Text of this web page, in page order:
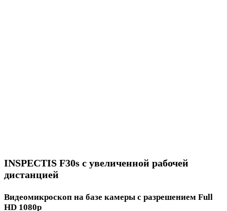
INSPECTIS F30s с увеличенной рабочей
дистанцией
Видеомикроскоп на базе камеры с разрешением Full
HD 1080p